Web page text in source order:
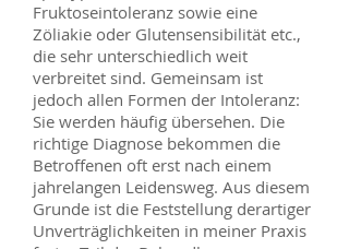
Fruktoseintoleranz sowie eine
Zöliakie oder Glutensensibilität etc.,
die sehr unterschiedlich weit
verbreitet sind. Gemeinsam ist
jedoch allen Formen der Intoleranz:
Sie werden häufig übersehen. Die
richtige Diagnose bekommen die
Betroffenen oft erst nach einem
jahrelangen Leidensweg. Aus diesem
Grunde ist die Feststellung derartiger
Unverträglichkeiten in meiner Praxis